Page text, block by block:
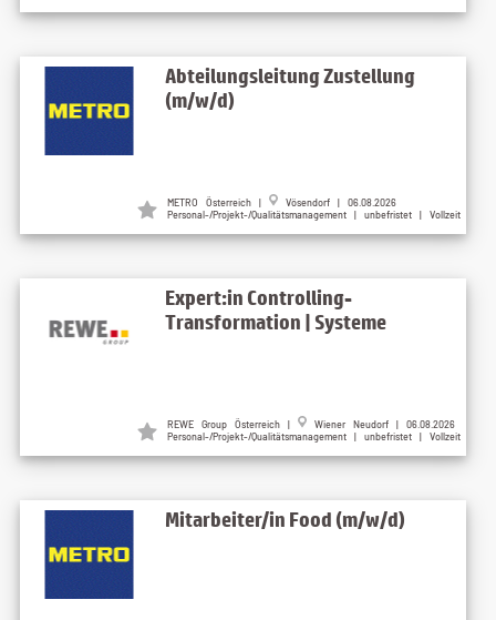
Abteilungsleitung Zustellung
(m/w/d)
METRO Österreich |
Vösendorf | 06.08.2026
Personal-/Projekt-/Qualitätsmanagement | unbefristet | Vollzeit
Expert:in Controlling-
Transformation | Systeme
REWE Group Österreich |
Wiener Neudorf | 06.08.2026
Personal-/Projekt-/Qualitätsmanagement | unbefristet | Vollzeit
Mitarbeiter/in Food (m/w/d)